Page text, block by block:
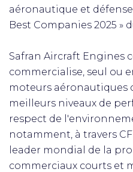
aéronautique et
Best Companies 2025 »
Safran Aircraft Engines
commercialise, seul ou
moteurs aéronautiques
meilleurs niveaux de
respect de
notamment, à travers
leader mondial de la
commerciaux courts et